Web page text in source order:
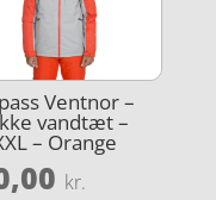
Ventnor –
vandtæt –
– Orange
kr.